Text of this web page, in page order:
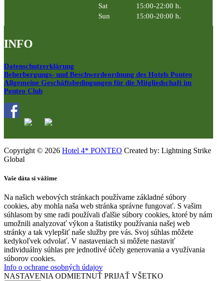
Sat
15:00-22:00 h.
Sun
15:00-20:00 h.
INFO
Datenschutzerklärung
Beherbergungs- und Beschwerdeordnung des Hotels Ponteo
Allgemeine Geschäftsbedingungen für die Mitgliedschaft im
Ponteo Club
Copyright © 2026 Hotel 4* PONTEO Created by: Lightning Strike
Global
Vaše dáta si vážime
Na našich webových stránkach používame základné súbory
cookies, aby mohla naša web stránka správne fungovať. S vašim
súhlasom by sme radi používali ďalšie súbory cookies, ktoré by nám
umožnili analyzovať výkon a štatistiky používania našej web
stránky a tak vylepšiť naše služby pre vás. Svoj súhlas môžete
kedykoľvek odvolať. V nastaveniach si môžete nastaviť
individuálny súhlas pre jednotlivé účely generovania a využívania
súborov cookies.
Info o ochrane osobných údajov
NASTAVENIA ODMIETNUŤ PRIJAŤ VŠETKO